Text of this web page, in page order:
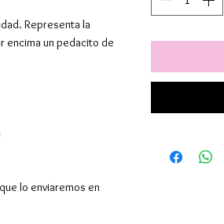
Representa la
encima un pedacito de
lo enviaremos en